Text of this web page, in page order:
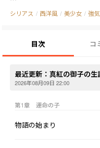
世界最強のドラゴン―――
―――四大神龍の縄張りとなっ
き文化を開花させていく。
その文明が始まった時代に
シリアス / 西洋風 / 美少女 / 強
目次 コ
最近更新： 真紅の御子の生
2026年08月09日 22:00
第1章 運命の子
物語の始まり